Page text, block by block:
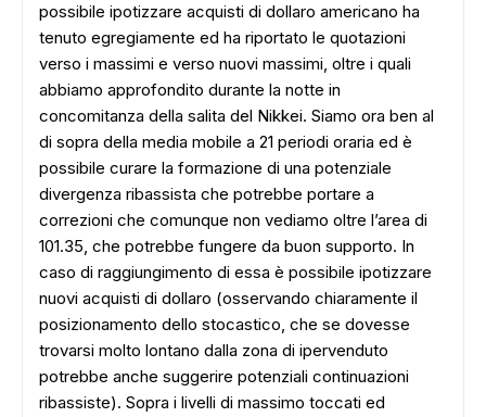
ADS
possibile ipotizzare acquisti di dollaro americano ha
tenuto egregiamente ed ha riportato le quotazioni
verso i massimi e verso nuovi massimi, oltre i quali
abbiamo approfondito durante la notte in
concomitanza della salita del Nikkei. Siamo ora ben al
di sopra della media mobile a 21 periodi oraria ed è
possibile curare la formazione di una potenziale
divergenza ribassista che potrebbe portare a
correzioni che comunque non vediamo oltre l’area di
101.35, che potrebbe fungere da buon supporto. In
caso di raggiungimento di essa è possibile ipotizzare
nuovi acquisti di dollaro (osservando chiaramente il
posizionamento dello stocastico, che se dovesse
trovarsi molto lontano dalla zona di ipervenduto
potrebbe anche suggerire potenziali continuazioni
ribassiste). Sopra i livelli di massimo toccati ed